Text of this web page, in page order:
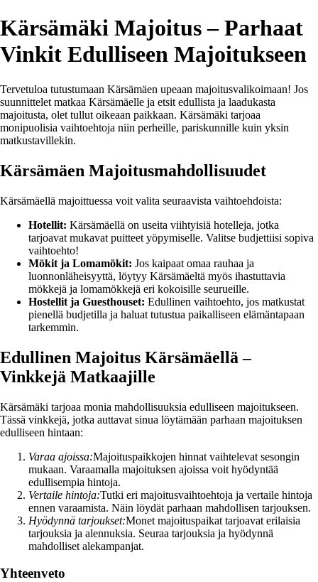
Kärsämäki Majoitus – Parhaat
Vinkit Edulliseen Majoitukseen
Tervetuloa tutustumaan Kärsämäen upeaan majoitusvalikoimaan! Jos
suunnittelet matkaa Kärsämäelle ja etsit edullista ja laadukasta
majoitusta, olet tullut oikeaan paikkaan. Kärsämäki tarjoaa
monipuolisia vaihtoehtoja niin perheille, pariskunnille kuin yksin
matkustavillekin.
Kärsämäen Majoitusmahdollisuudet
Kärsämäellä majoittuessa voit valita seuraavista vaihtoehdoista:
Hotellit: Kärsämäellä on useita viihtyisiä hotelleja, jotka
tarjoavat mukavat puitteet yöpymiselle. Valitse budjettiisi sopiva
vaihtoehto!
Mökit ja Lomamökit: Jos kaipaat omaa rauhaa ja
luonnonläheisyyttä, löytyy Kärsämäeltä myös ihastuttavia
mökkejä ja lomamökkejä eri kokoisille seurueille.
Hostellit ja Guesthouset: Edullinen vaihtoehto, jos matkustat
pienellä budjetilla ja haluat tutustua paikalliseen elämäntapaan
tarkemmin.
Edullinen Majoitus Kärsämäellä –
Vinkkejä Matkaajille
Kärsämäki tarjoaa monia mahdollisuuksia edulliseen majoitukseen.
Tässä vinkkejä, jotka auttavat sinua löytämään parhaan majoituksen
edulliseen hintaan:
Varaa ajoissa:Majoituspaikkojen hinnat vaihtelevat sesongin
mukaan. Varaamalla majoituksen ajoissa voit hyödyntää
edullisempia hintoja.
Vertaile hintoja:Tutki eri majoitusvaihtoehtoja ja vertaile hintoja
ennen varaamista. Näin löydät parhaan mahdollisen tarjouksen.
Hyödynnä tarjoukset:Monet majoituspaikat tarjoavat erilaisia
tarjouksia ja alennuksia. Seuraa tarjouksia ja hyödynnä
mahdolliset alekampanjat.
Yhteenveto